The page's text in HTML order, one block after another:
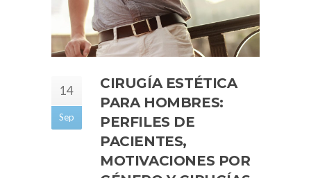
14
Sep
CIRUGÍA ESTÉTICA
PARA HOMBRES:
PERFILES DE
PACIENTES,
MOTIVACIONES POR